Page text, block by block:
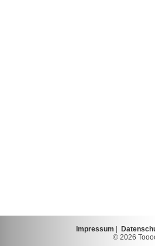
Impressum
© 2026